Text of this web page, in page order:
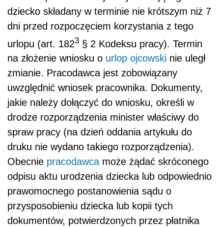
dziecko składany w terminie nie krótszym niż 7
dni przed rozpoczęciem korzystania z tego
urlopu (art. 1823 § 2 Kodeksu pracy). Termin
na złożenie wniosku o urlop ojcowski nie uległ
zmianie. Pracodawca jest zobowiązany
uwzględnić wniosek pracownika. Dokumenty,
jakie należy dołączyć do wniosku, określi w
drodze rozporządzenia minister właściwy do
spraw pracy (na dzień oddania artykułu do
druku nie wydano takiego rozporządzenia).
Obecnie pracodawca może żądać skróconego
odpisu aktu urodzenia dziecka lub odpowiednio
prawomocnego postanowienia sądu o
przysposobieniu dziecka lub kopii tych
dokumentów, potwierdzonych przez płatnika